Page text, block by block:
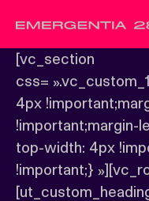
[vc_section
css=
4px
!important;margin-
top-width: 4px
!important;}